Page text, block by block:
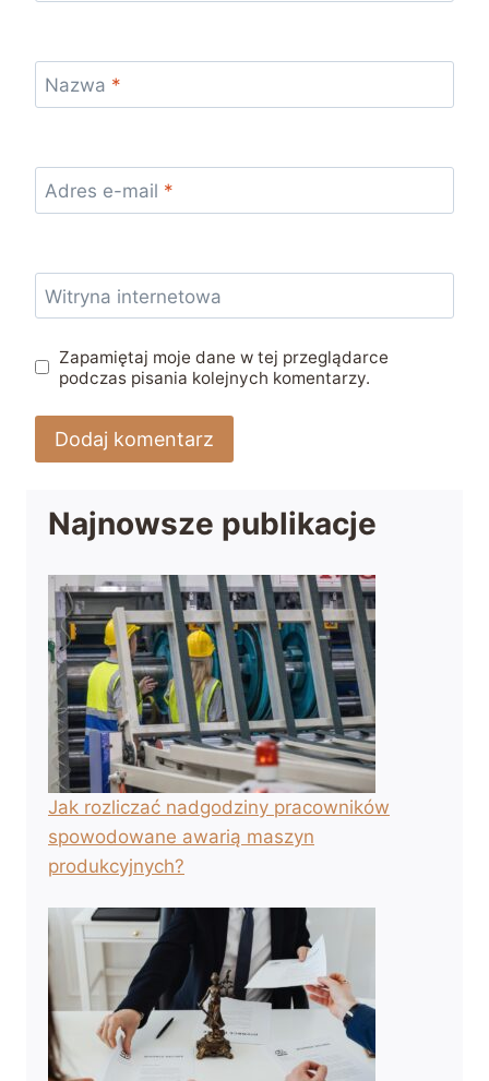
Nazwa *
Adres e-mail *
Witryna internetowa
Zapamiętaj moje dane w tej przeglądarce
podczas pisania kolejnych komentarzy.
Najnowsze publikacje
Jak rozliczać nadgodziny pracowników
spowodowane awarią maszyn
produkcyjnych?